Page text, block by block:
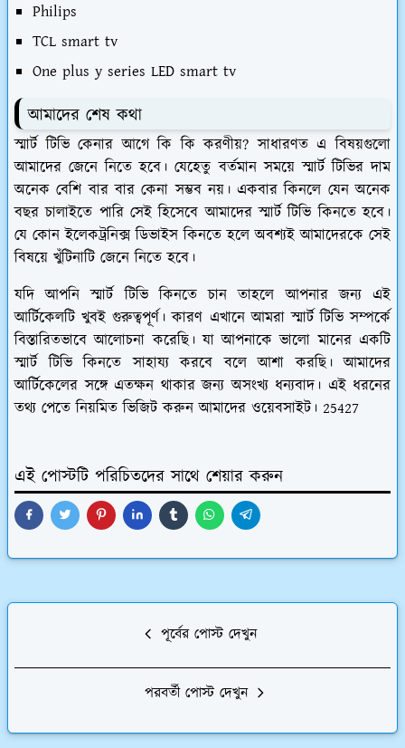
Philips
TCL smart tv
One plus y series LED smart tv
আমাদের শেষ কথা
স্মার্ট টিভি কেনার আগে কি কি করণীয়? সাধারণত এ বিষয়গুলো
আমাদের জেনে নিতে হবে। যেহেতু বর্তমান সময়ে স্মার্ট টিভির দাম
অনেক বেশি বার বার কেনা সম্ভব নয়। একবার কিনলে যেন অনেক
বছর চালাইতে পারি সেই হিসেবে আমাদের স্মার্ট টিভি কিনতে হবে।
যে কোন ইলেকট্রনিক্স ডিভাইস কিনতে হলে অবশ্যই আমাদেরকে সেই
বিষয়ে খুঁটিনাটি জেনে নিতে হবে।
যদি আপনি স্মার্ট টিভি কিনতে চান তাহলে আপনার জন্য এই
আর্টিকেলটি খুবই গুরুত্বপূর্ণ। কারণ এখানে আমরা স্মার্ট টিভি সম্পর্কে
বিস্তারিতভাবে আলোচনা করেছি। যা আপনাকে ভালো মানের একটি
স্মার্ট টিভি কিনতে সাহায্য করবে বলে আশা করছি। আমাদের
আর্টিকেলের সঙ্গে এতক্ষন থাকার জন্য অসংখ্য ধন্যবাদ। এই ধরনের
তথ্য পেতে নিয়মিত ভিজিট করুন আমাদের ওয়েবসাইট। 25427
এই পোস্টটি পরিচিতদের সাথে শেয়ার করুন
পূর্বের পোস্ট দেখুন
পরবর্তী পোস্ট দেখুন